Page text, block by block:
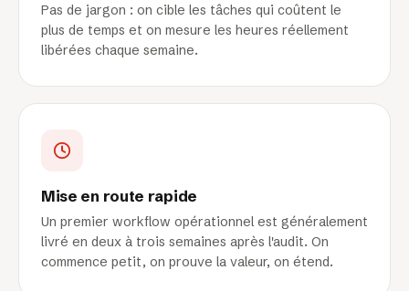
Pas de jargon : on cible les tâches qui coûtent le
plus de temps et on mesure les heures réellement
libérées chaque semaine.
Mise en route rapide
Un premier workflow opérationnel est généralement
livré en deux à trois semaines après l'audit. On
commence petit, on prouve la valeur, on étend.